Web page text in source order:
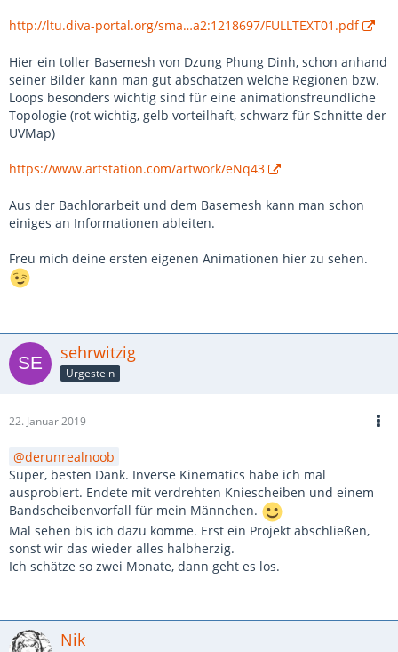
http://ltu.diva-portal.org/sma…a2:1218697/FULLTEXT01.pdf
Hier ein toller Basemesh von Dzung Phung Dinh, schon anhand
seiner Bilder kann man gut abschätzen welche Regionen bzw.
Loops besonders wichtig sind für eine animationsfreundliche
Topologie (rot wichtig, gelb vorteilhaft, schwarz für Schnitte der
UVMap)
https://www.artstation.com/artwork/eNq43
Aus der Bachlorarbeit und dem Basemesh kann man schon
einiges an Informationen ableiten.
Freu mich deine ersten eigenen Animationen hier zu sehen.
sehrwitzig
Urgestein
22. Januar 2019
derunrealnoob
Super, besten Dank. Inverse Kinematics habe ich mal
ausprobiert. Endete mit verdrehten Kniescheiben und einem
Bandscheibenvorfall für mein Männchen.
Mal sehen bis ich dazu komme. Erst ein Projekt abschließen,
sonst wir das wieder alles halbherzig.
Ich schätze so zwei Monate, dann geht es los.
Nik